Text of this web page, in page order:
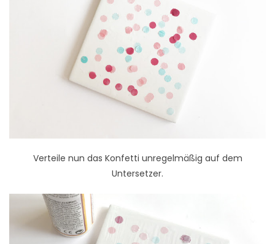
Verteile nun das Konfetti unregelmäßig auf dem
Untersetzer.